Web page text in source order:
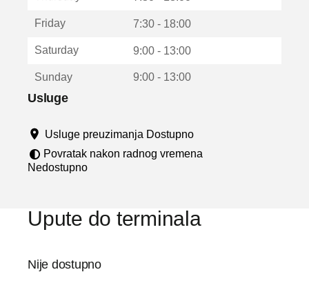
u
Friday 7:30 - 18:00
Saturday 9:00 - 13:00
Sunday 9:00 - 13:00
Usluge
Usluge preuzimanja Dostupno
Povratak nakon radnog vremena
Nedostupno
Upute do terminala
Nije dostupno